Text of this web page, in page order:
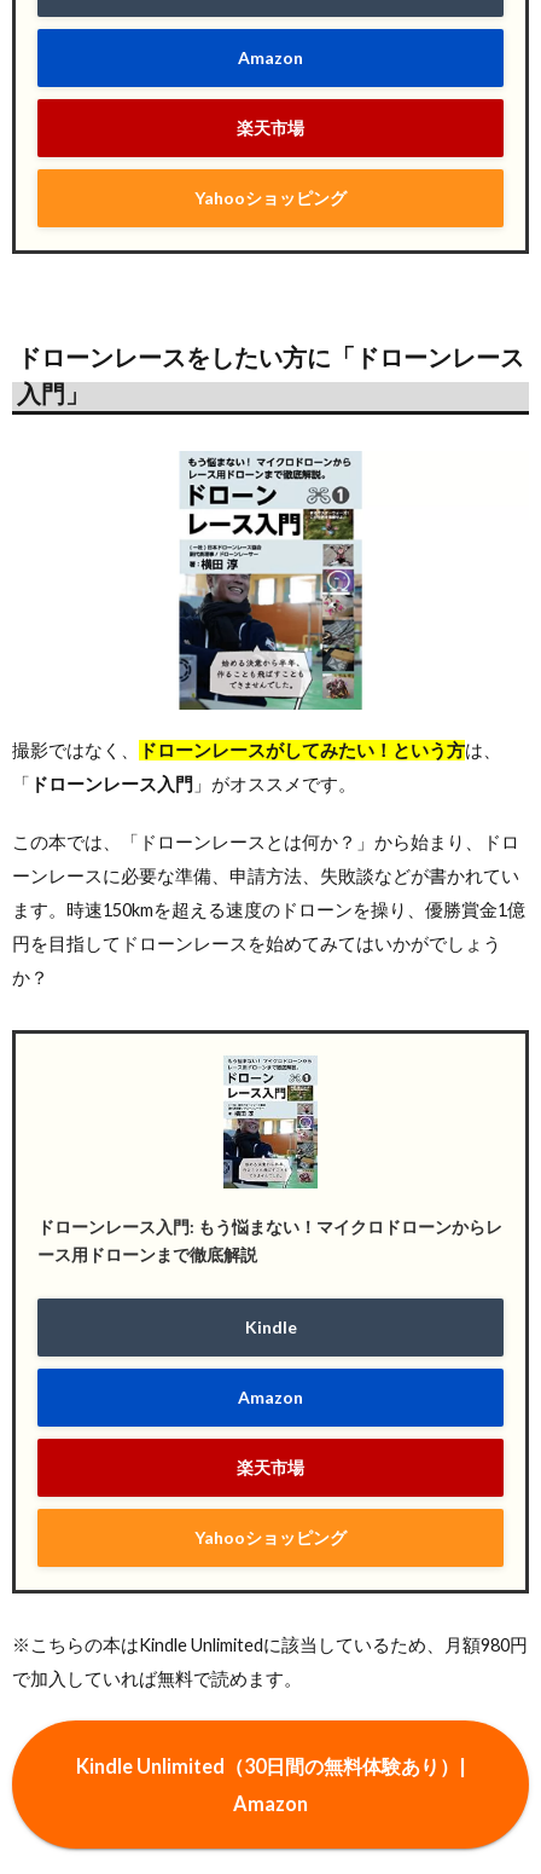
Amazon
楽天市場
Yahooショッピング
ドローンレースをしたい方に「ドローンレース
入門」
撮影ではなく、 ドローンレースがしてみたい！という方は、
「 ドローンレース入門 」がオススメです。
この本では、「ドローンレースとは何か？」から始まり、ドロ
ーンレースに必要な準備、申請方法、失敗談などが書かれてい
ます。時速150kmを超える速度のドローンを操り、優勝賞金1億
円を目指してドローンレースを始めてみてはいかがでしょう
か？
ドローンレース入門: もう悩まない！マイクロドローンからレ
ース用ドローンまで徹底解説
Kindle
Amazon
楽天市場
Yahooショッピング
※こちらの本はKindle Unlimitedに該当しているため、月額980円
で加入していれば無料で読めます。
Kindle Unlimited（30日間の無料体験あり）|
Amazon